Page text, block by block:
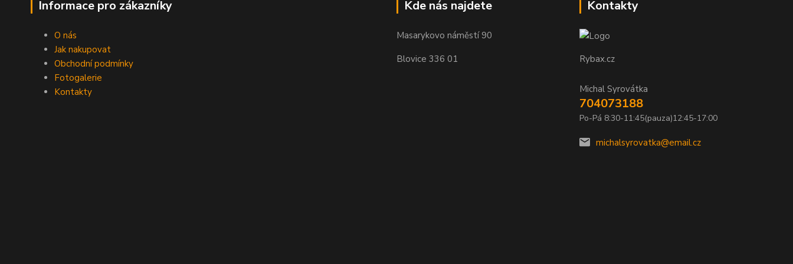
Informace pro zákazníky
O nás
Jak nakupovat
Obchodní podmínky
Fotogalerie
Kontakty
Kde nás najdete
Masarykovo náměstí 90
Blovice 336 01
Kontakty
Rybax.cz
Michal Syrovátka
704073188
Po-Pá 8:30-11:45(pauza)12:45-17:00
michalsyrovatka@email.cz